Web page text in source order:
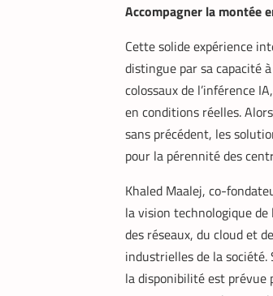
Accompagner la montée
Cette solide expérience
distingue par sa capacité
colossaux de l’inférence
en conditions réelles.
sans précédent, les
pour la pérennité des
Khaled Maalej, co-
la vision technologique
des réseaux, du cloud et
industrielles de la société.
la disponibilité est prévue